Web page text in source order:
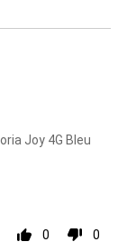
Joy 4G Bleu
0 0